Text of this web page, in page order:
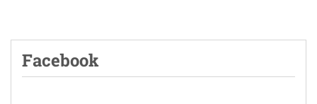
Facebook